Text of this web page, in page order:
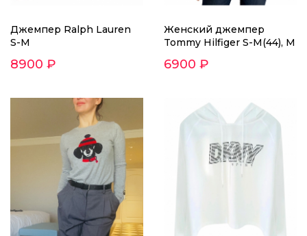
Джемпер Ralph Lauren
S-M
8900 ₽
Женский джемпер
Tommy Hilfiger S-M(44), M
6900 ₽